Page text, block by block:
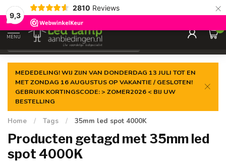
9,3
2810 Reviews ×
Gegarandeerde delaagste prijs
MENU
0
MEDEDELING! WIJ ZIJN VAN DONDERDAG 13 JULI TOT EN
MET ZONDAG 16 AUGUSTUS OP VAKANTIE / GESLOTEN!
GEBRUIK KORTINGSCODE: > ZOMER2026 < BIJ UW
BESTELLING
Home / Tags / 35mm led spot 4000K
Producten getagd met 35mm led
spot 4000K